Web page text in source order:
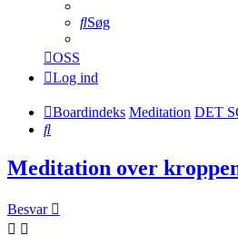
Søg
OSS
Log ind
Boardindeks Meditation DET
Søg
Meditation over
Besvar